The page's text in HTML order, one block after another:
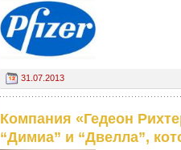
31.07.2013
Компания «Гедеон
“Димиа” и “Двелла”,